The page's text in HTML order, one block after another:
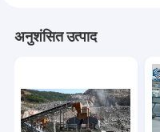
अनुशंसित उत्पाद